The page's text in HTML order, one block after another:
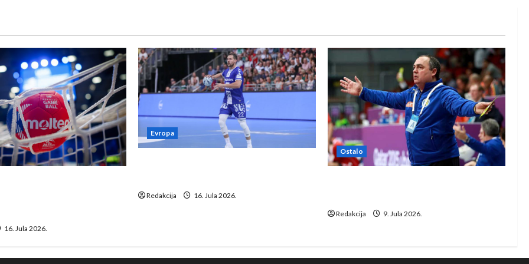
16. Jula 2026.
Evropa
Redakcija 16. Jula 2026.
Ostalo
Redakcija 9. Jula 2026.